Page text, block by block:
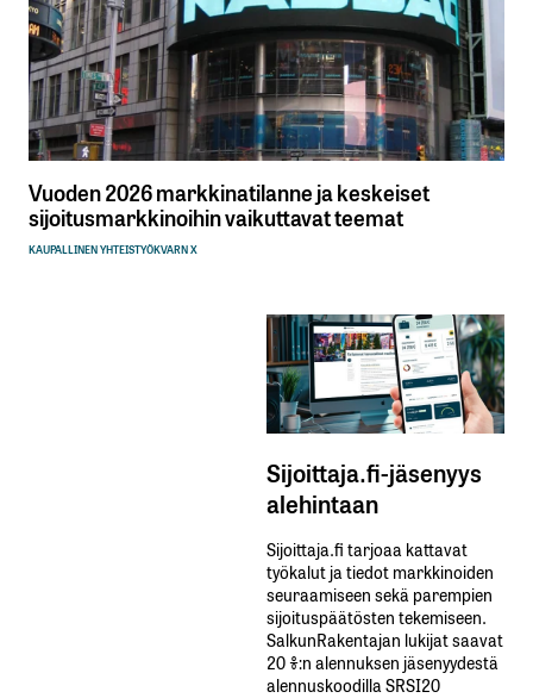
Vuoden 2026 markkinatilanne ja keskeiset
sijoitusmarkkinoihin vaikuttavat teemat
KAUPALLINEN YHTEISTYÖKVARN X
Sijoittaja.fi-jäsenyys
alehintaan
Sijoittaja.fi tarjoaa kattavat
työkalut ja tiedot markkinoiden
seuraamiseen sekä parempien
sijoituspäätösten tekemiseen.
SalkunRakentajan lukijat saavat
20 %:n alennuksen jäsenyydestä
alennuskoodilla SRSI20